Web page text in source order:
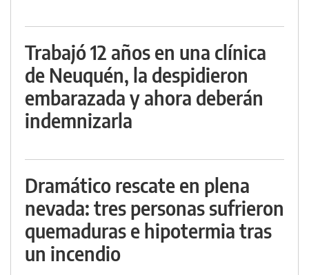
Trabajó 12 años en una clínica
de Neuquén, la despidieron
embarazada y ahora deberán
indemnizarla
Dramático rescate en plena
nevada: tres personas sufrieron
quemaduras e hipotermia tras
un incendio